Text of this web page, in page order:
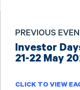
PREVIOUS
Investor
21-22 May
CLICK TO VIEW